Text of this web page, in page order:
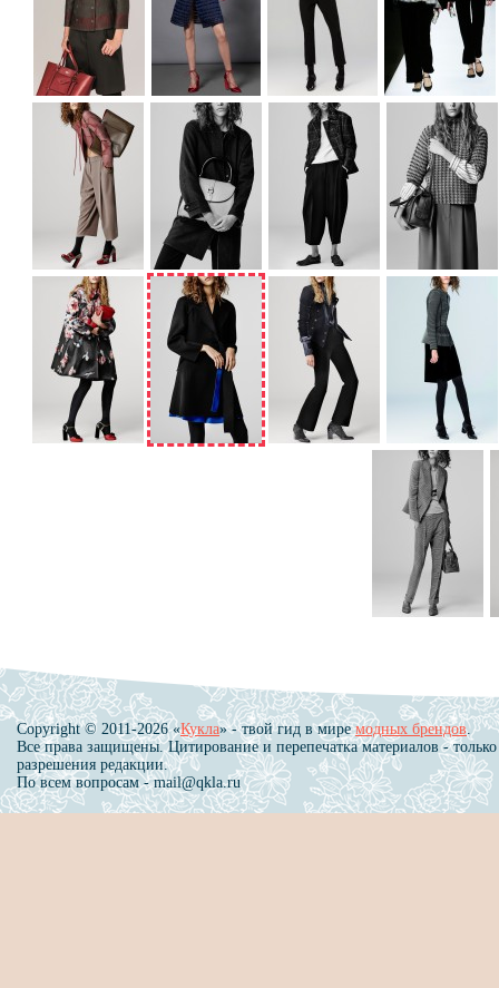
Copyright © 2011-2026 «Кукла» - твой гид в миремодных брендов.
Все права защищены. Цитирование и перепечатка материалов - только
разрешения редакции.
По всем вопросам - mail@qkla.ru